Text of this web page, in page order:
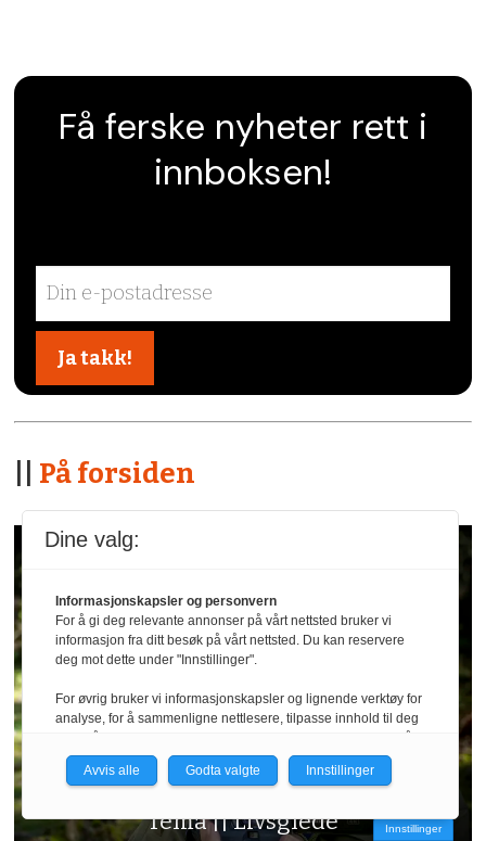
Få ferske nyheter rett i
innboksen!
På forsiden
Tema || Livsglede Innstillinger
Dine valg:
Informasjonskapsler og personvern
For å gi deg relevante annonser på vårt nettsted bruker vi
informasjon fra ditt besøk på vårt nettsted. Du kan reservere
deg mot dette under "Innstillinger".
For øvrig bruker vi informasjonskapsler og lignende verktøy for
analyse, for å sammenligne nettlesere, tilpasse innhold til deg
personvernerklæring.
du få relevante annonser på nettstedene til medlemmene i
nettverket basert på informasjon fra dine besøk på tvers av
Avvis alle Godta valgte Innstillinger